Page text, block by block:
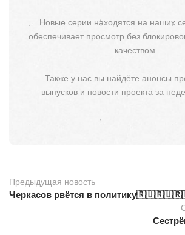
Новые серии находятся на наших
обеспечивает просмотр без
качеством.
Также у нас вы найдёте анонсы
выпусков и новости проекта за
Предыдущая новость
Черкасов рвётся в